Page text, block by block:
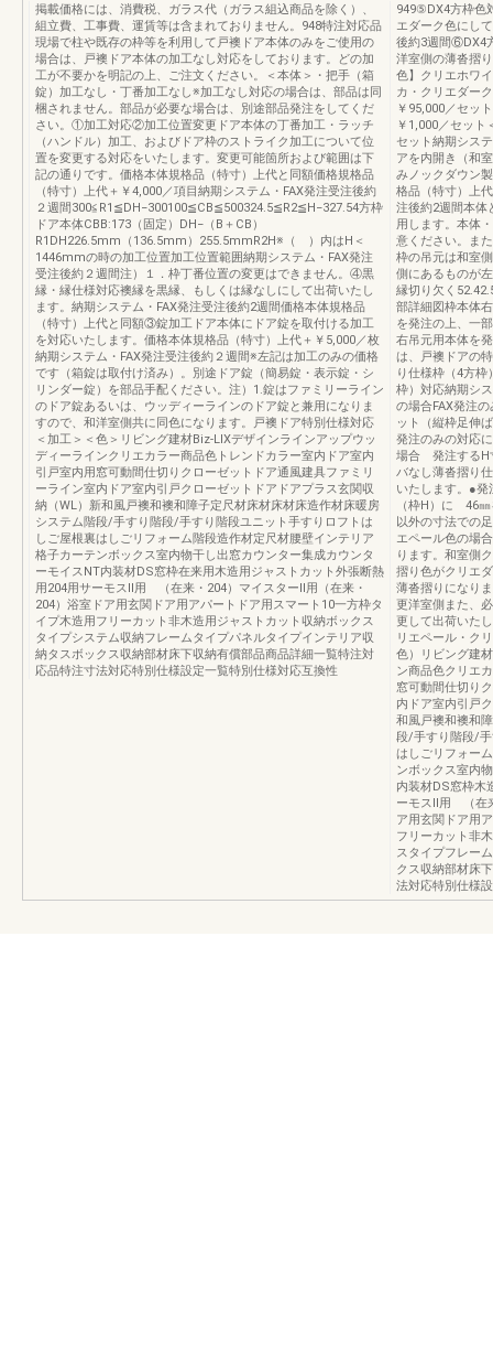
掲載価格には、消費税、ガラス代（ガラス組込商品を除く）、
組立費、工事費、運賃等は含まれておりません。948特注対応品
現場で柱や既存の枠等を利用して戸襖ドア本体のみをご使用の
場合は、戸襖ドア本体の加工なし対応をしております。どの加
工が不要かを明記の上、ご注文ください。＜本体＞・把手（箱
錠）加工なし・丁番加工なし※加工なし対応の場合は、部品は同
梱されません。部品が必要な場合は、別途部品発注をしてくだ
さい。①加工対応②加工位置変更ドア本体の丁番加工・ラッチ
（ハンドル）加工、およびドア枠のストライク加工について位
置を変更する対応をいたします。変更可能箇所および範囲は下
記の通りです。価格本体規格品（特寸）上代と同額価格規格品
（特寸）上代＋￥4,000／項目納期システム・FAX発注受注後約
２週間300≦R1≦DH−300100≦CB≦500324.5≦R2≦H−327.54方枠
ドア本体CBB:173（固定）DH−（B＋CB）
R1DH226.5mm（136.5mm）255.5mmR2H※（ ）内はH＜
1446mmの時の加工位置加工位置範囲納期システム・FAX発注
受注後約２週間注）１．枠丁番位置の変更はできません。④黒
縁・縁仕様対応襖縁を黒縁、もしくは縁なしにして出荷いたし
ます。納期システム・FAX発注受注後約2週間価格本体規格品
（特寸）上代と同額③錠加工ドア本体にドア錠を取付ける加工
を対応いたします。価格本体規格品（特寸）上代＋￥5,000／枚
納期システム・FAX発注受注後約２週間※左記は加工のみの価格
です（箱錠は取付け済み）。別途ドア錠（簡易錠・表示錠・シ
リンダー錠）を部品手配ください。注）1.錠はファミリーライン
のドア錠あるいは、ウッディーラインのドア錠と兼用になりま
すので、和洋室側共に同色になります。戸襖ドア特別仕様対応
＜加工＞＜色＞リビング建材Biz-LIXデザインラインアップウッ
ディーラインクリエカラー商品色トレンドカラー室内ドア室内
引戸室内用窓可動間仕切りクローゼットドア通風建具ファミリ
ーライン室内ドア室内引戸クローゼットドアドアプラス玄関収
納（WL）新和風戸襖和襖和障子定尺材床材床材床造作材床暖房
システム階段/手すり階段/手すり階段ユニット手すりロフトは
しご屋根裏はしごリフォーム階段造作材定尺材腰壁インテリア
格子カーテンボックス室内物干し出窓カウンター集成カウンタ
ーモイスNT内装材DS窓枠在来用木造用ジャストカット外張断熱
用204用サーモスⅡ用 （在来・204）マイスターⅡ用（在来・
204）浴室ドア用玄関ドア用アパートドア用スマート10一方枠タ
イプ木造用フリーカット非木造用ジャストカット収納ボックス
タイプシステム収納フレームタイプパネルタイプインテリア収
納タスボックス収納部材床下収納有償部品商品詳細一覧特注対
応品特注寸法対応特別仕様設定一覧特別仕様対応互換性
949⑤DX4方枠色
エダーク色にし
後約3週間⑥DX4
洋室側の薄沓摺
色】クリエホワ
カ・クリエダー
￥95,000／セッ
￥1,000／セッ
セット納期シス
アを内開き（和
みノックダウン
格品（特寸）上
注後約2週間本体
用します。本体
意ください。ま
枠の吊元は和室
側にあるものが
縁切り欠く
部詳細図枠本体
を発注の上、一
右吊元用本体を
は、戸襖ドアの
り仕様枠（4方
枠）対応納期シ
の場合FAX発注
ット（縦枠足伸
発注のみの対応
場合 発注するH
バなし薄沓摺り
いたします。●
（枠H）に 46
以外の寸法での
エペール色の場
ります。和室側
摺り色がクリエ
薄沓摺りになり
更洋室側また、
更して出荷いた
リエペール・ク
色）リビング建
ン商品色クリエ
窓可動間仕切り
内ドア室内引戸
和風戸襖和襖和
段/手すり階段/手
はしごリフォー
ンボックス室内
内装材DS窓枠木
ーモスⅡ用 （在
ア用玄関ドア用
フリーカット非
スタイプフレー
クス収納部材床
法対応特別仕様